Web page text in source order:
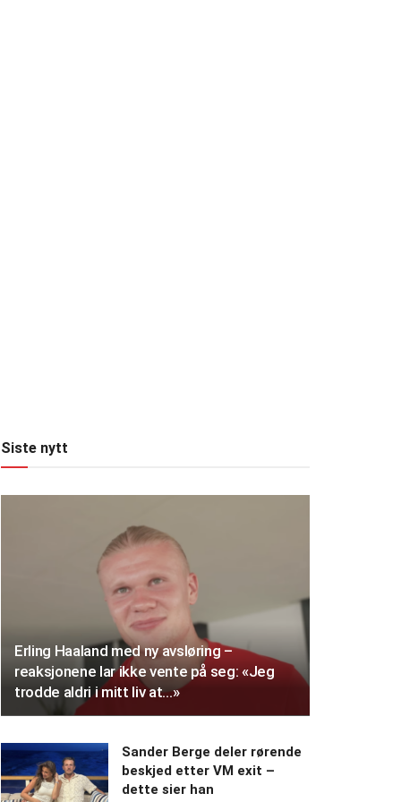
Siste nytt
Erling Haaland med ny avsløring –
reaksjonene lar ikke vente på seg: «Jeg
trodde aldri i mitt liv at…»
Sander Berge deler rørende
beskjed etter VM exit –
dette sier han